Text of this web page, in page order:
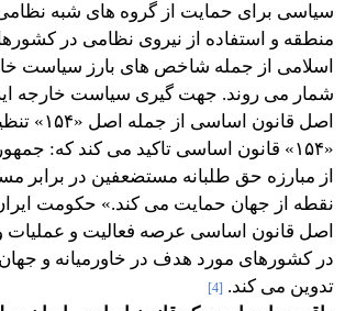
سیاسی برای حمایت از گروه های شبه
منطقه و استفاده از نیروی نظامی در
اسلامی از جمله شاخص های بارز سیاست
شمار می روند. جهت گیری سیاست خارجه
اصل قانون
«۱۵۴» قانون اساسی تاکید می کند که:
از مبارزه حق طلبانه مستضعفین در برابر
نقطه از جهان حمایت می کند.» حکومت ایران
اصل قانون اساسی عرصه فعالیت و عملیات و
در کشورهای مورد هدف در خاورمیانه و جهان
تدوین می کند. [4]